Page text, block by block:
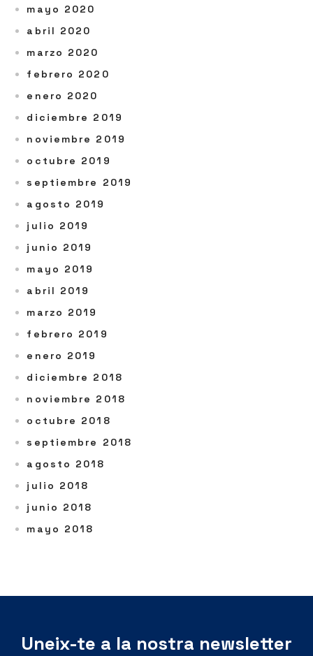
mayo 2020
abril 2020
marzo 2020
febrero 2020
enero 2020
diciembre 2019
noviembre 2019
octubre 2019
septiembre 2019
agosto 2019
julio 2019
junio 2019
mayo 2019
abril 2019
marzo 2019
febrero 2019
enero 2019
diciembre 2018
noviembre 2018
octubre 2018
septiembre 2018
agosto 2018
julio 2018
junio 2018
mayo 2018
Uneix-te a la nostra newsletter